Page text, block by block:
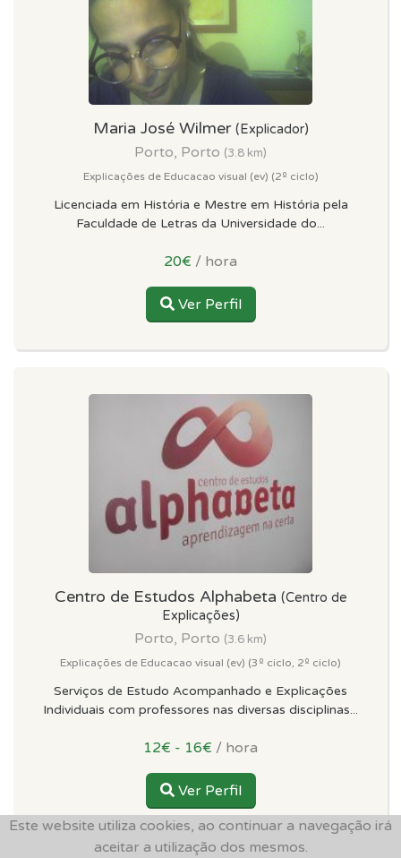
Este website utiliza cookies, ao continuar a navegação irá
aceitar a utilização dos mesmos.
Maria José Wilmer (Explicador)
Porto, Porto (3.8 km)
Explicações de Educacao visual (ev) (2º ciclo)
Licenciada em História e Mestre em História pela
Faculdade de Letras da Universidade do...
20€ / hora
Ver Perfil
Centro de Estudos Alphabeta (Centro de
Explicações)
Porto, Porto (3.6 km)
Explicações de Educacao visual (ev) (3º ciclo, 2º ciclo)
Serviços de Estudo Acompanhado e Explicações
Individuais com professores nas diversas disciplinas...
12€ - 16€ / hora
Ver Perfil